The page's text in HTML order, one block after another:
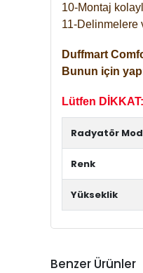
10-Montaj
11-Delinmelere
Duffmart
Bunun için
Lütfen DİKKAT:
Radyatör
Renk
Yükseklik
Benzer Ürünler